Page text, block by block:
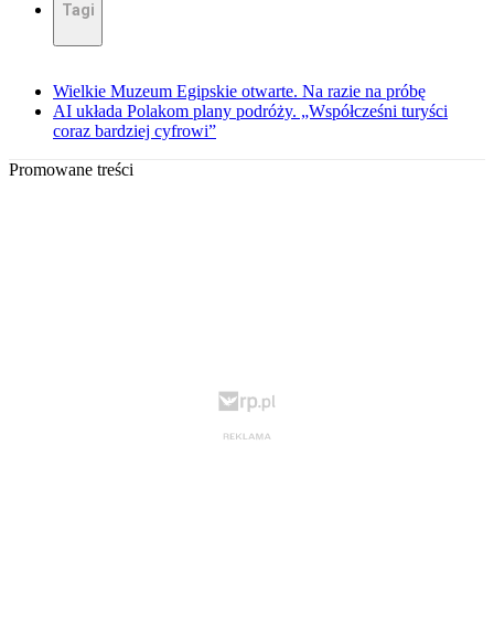
Tagi
Wielkie Muzeum Egipskie otwarte. Na razie na próbę
AI układa Polakom plany podróży. „Współcześni turyści
coraz bardziej cyfrowi”
Promowane treści